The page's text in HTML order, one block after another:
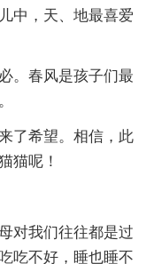
中，天、地最喜爱
。春风是孩子们最
了希望。相信，此
猫呢！
对我们往往都是过
吃不好，睡也睡不